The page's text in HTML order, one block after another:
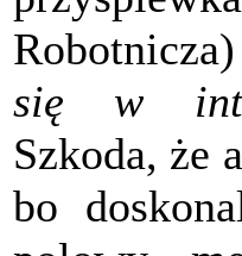
się w
Szkoda, że
bo